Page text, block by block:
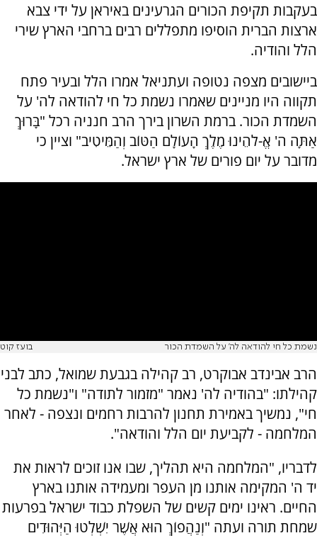
בעקבות תקיפת הכורים הגרעינים באיראן על ידי צבא
ארצות הברית הוסיפו מתפללים רבים ברחבי הארץ שירי
הלל והודיה.
ביישובים מצפה נטופה ועתניאל אמרו הלל ובעיר פתח
תקווה היו מניינים שאמרו נשמת כל חי להודאה לה' על
השמדת הכור. ברמת השרון בירך הרב חנניה רכל "בָּרוּךְ
אַתָּה ה' אֱ-לֹהֵינוּ מֶלֶךְ הָעוֹלָם הַטּוֹב וְהַמֵּיטִיב" וציין כי
מדובר על יום פורים של ארץ ישראל.
נשמת כל חי להודאה לה' על השמדת הכור בועז קוט
הרב אבינדב אבוקרט, רב קהילה בגבעת שמואל, כתב לבני
קהילתו: "בהודיה לה' נאמר "מזמור לתודה" ו"נשמת כל
חי", נמשיך באמירת תחנון להרבות רחמים ונצפה - לאחר
המלחמה - לקביעת יום הלל והודאה".
לדבריו, "המלחמה היא תהליך, שבו אנו זוכים לראות את
יד ה' המקימה אותנו מן העפר ומעמידה אותנו בארץ
החיים. ראינו ימים קשים של השפלת כבוד ישראל בפרעות
שמחת תורה ועתה "וְנַהֲפוֹךְ הוּא אֲשֶׁר יִשְׁלְטוּ הַיְּהוּדִים